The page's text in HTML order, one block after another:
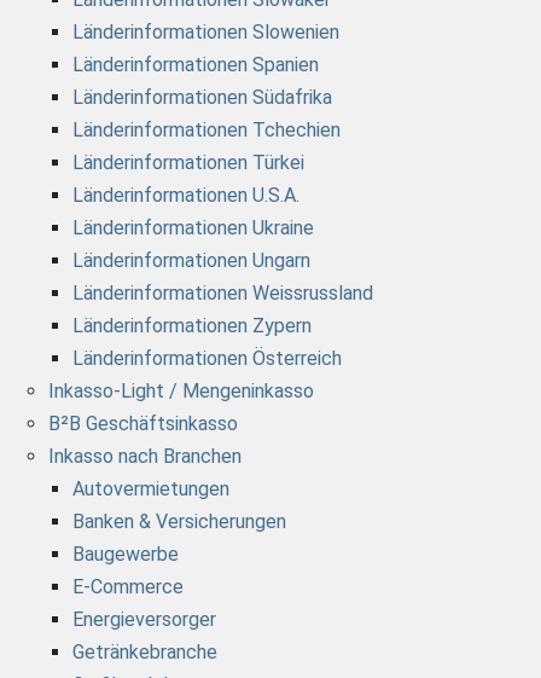
Länderinformationen Slowenien
Länderinformationen Spanien
Länderinformationen Südafrika
Länderinformationen Tchechien
Länderinformationen Türkei
Länderinformationen U.S.A.
Länderinformationen Ukraine
Länderinformationen Ungarn
Länderinformationen Weissrussland
Länderinformationen Zypern
Länderinformationen Österreich
Inkasso-Light / Mengeninkasso
B²B Geschäftsinkasso
Inkasso nach Branchen
Autovermietungen
Banken & Versicherungen
Baugewerbe
E-Commerce
Energieversorger
Getränkebranche